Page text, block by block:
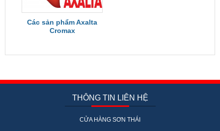
Các sản phẩm Axalta
Cromax
THÔNG TIN LIÊN HỆ
CỬA HÀNG SƠN THÁI